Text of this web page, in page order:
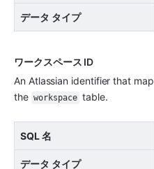
データ タイプ
ワークスペース ID
An Atlassian identifier that
the workspace table.
SQL 名
データ タイプ